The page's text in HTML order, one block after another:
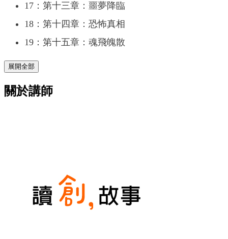
17：第十三章：噩夢降臨
18：第十四章：恐怖真相
19：第十五章：魂飛魄散
展開全部
關於講師